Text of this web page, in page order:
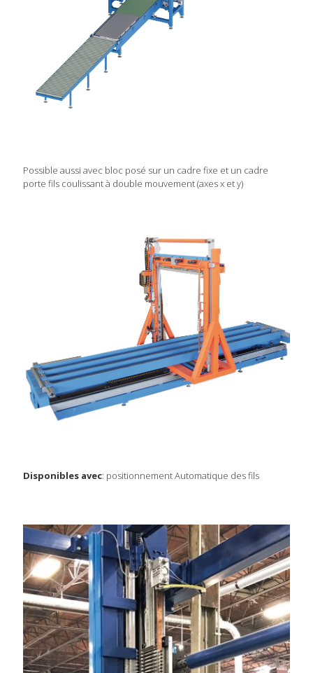
Possible aussi avec bloc posé sur un cadre fixe et un cadre
porte fils coulissant à double mouvement (axes x et y)
Disponibles avec: positionnement Automatique des fils